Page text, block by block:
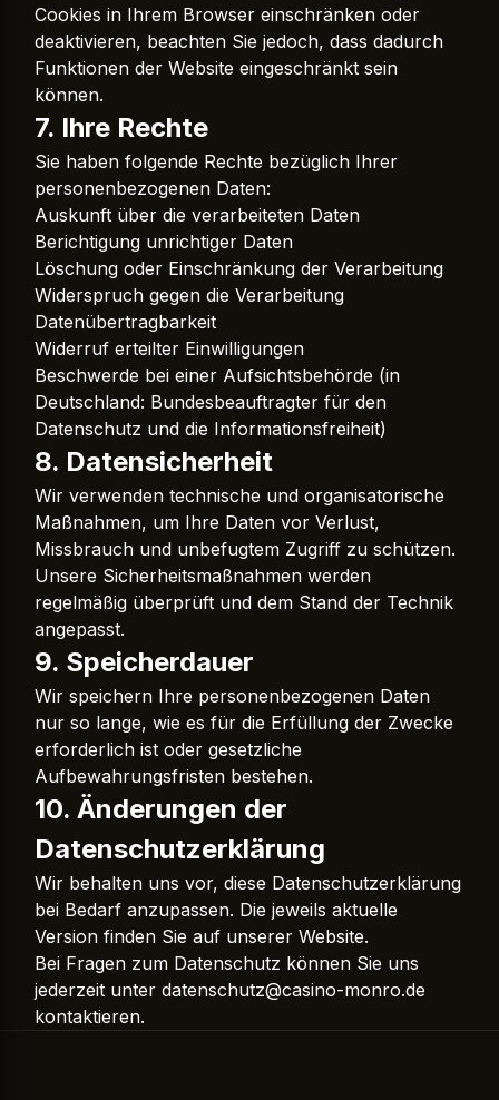
Cookies in Ihrem Browser einschränken oder
deaktivieren, beachten Sie jedoch, dass dadurch
Funktionen der Website eingeschränkt sein
können.
7. Ihre Rechte
Sie haben folgende Rechte bezüglich Ihrer
personenbezogenen Daten:
Auskunft über die verarbeiteten Daten
Berichtigung unrichtiger Daten
Löschung oder Einschränkung der Verarbeitung
Widerspruch gegen die Verarbeitung
Datenübertragbarkeit
Widerruf erteilter Einwilligungen
Beschwerde bei einer Aufsichtsbehörde (in
Deutschland: Bundesbeauftragter für den
Datenschutz und die Informationsfreiheit)
8. Datensicherheit
Wir verwenden technische und organisatorische
Maßnahmen, um Ihre Daten vor Verlust,
Missbrauch und unbefugtem Zugriff zu schützen.
Unsere Sicherheitsmaßnahmen werden
regelmäßig überprüft und dem Stand der Technik
angepasst.
9. Speicherdauer
Wir speichern Ihre personenbezogenen Daten
nur so lange, wie es für die Erfüllung der Zwecke
erforderlich ist oder gesetzliche
Aufbewahrungsfristen bestehen.
10. Änderungen der
Datenschutzerklärung
Wir behalten uns vor, diese Datenschutzerklärung
bei Bedarf anzupassen. Die jeweils aktuelle
Version finden Sie auf unserer Website.
Bei Fragen zum Datenschutz können Sie uns
jederzeit unter datenschutz@casino-monro.de
kontaktieren.